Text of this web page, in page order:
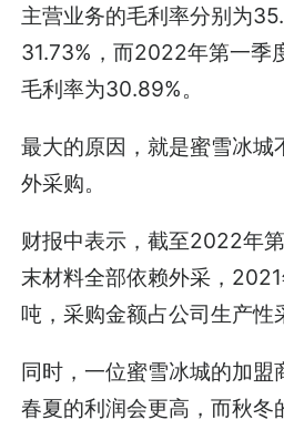
主营业务的毛利率分别为
31.73%，而2022年第一季
毛利率为30.89%。
最大的原因，就是蜜雪冰城
外采购。
财报中表示，截至2022年
末材料全部依赖外采，
吨，采购金额占公司生产性
同时，一位蜜雪冰城的加盟
春夏的利润会更高，而秋冬